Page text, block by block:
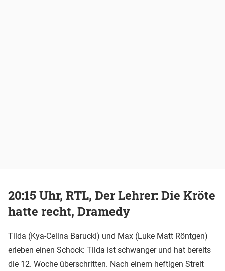
20:15 Uhr, RTL, Der Lehrer: Die Kröte
hatte recht, Dramedy
Tilda (Kya-Celina Barucki) und Max (Luke Matt Röntgen)
erleben einen Schock: Tilda ist schwanger und hat bereits
die 12. Woche überschritten. Nach einem heftigen Streit